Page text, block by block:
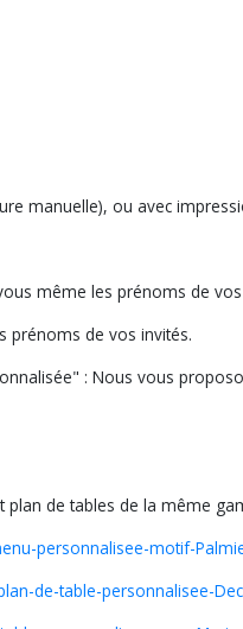
manuelle), ou avec
même les prénoms de
prénoms de vos invités.
: Nous vous
plan de tables de la même
personnalisee-motif-
de-table-personnalisee-